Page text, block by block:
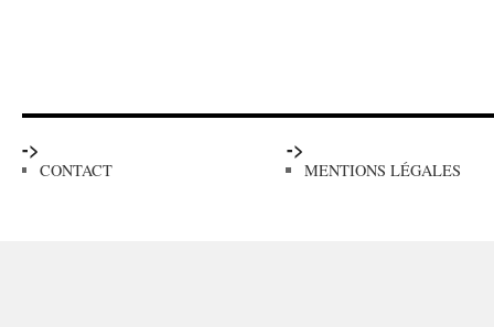
->
CONTACT
->
MENTIONS LÉGALES